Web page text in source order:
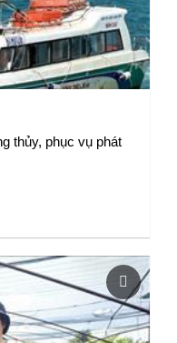
thủy, phục vụ phát